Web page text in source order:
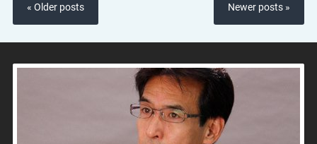
« Older posts Newer posts »